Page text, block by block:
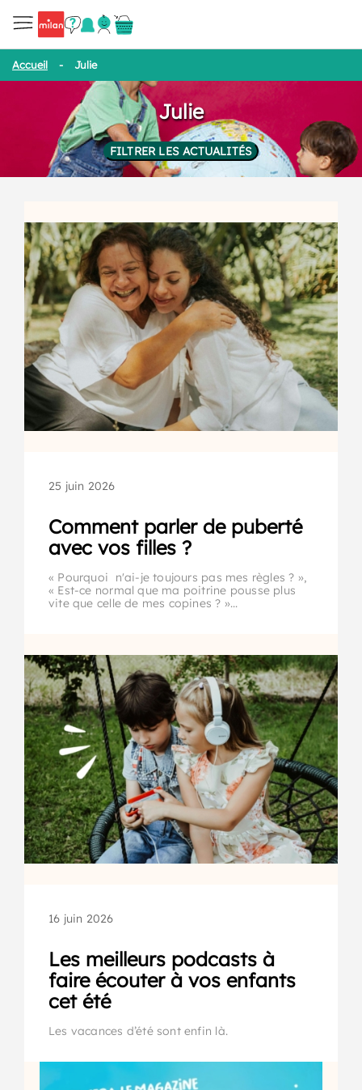
Accueil - Julie
Julie
FILTRER LES ACTUALITÉS
25 juin 2026
Comment parler de puberté
avec vos filles ?
« Pourquoi n'ai-je toujours pas mes règles ? »,
« Est-ce normal que ma poitrine pousse plus
vite que celle de mes copines ? »...
16 juin 2026
Les meilleurs podcasts à
faire écouter à vos enfants
cet été
Les vacances d’été sont enfin là.